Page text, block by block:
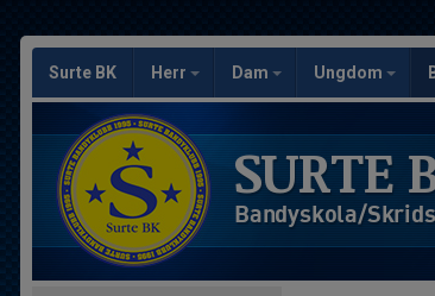
Surte BK Herr Dam Ungdom
SURTE
Bandyskola/